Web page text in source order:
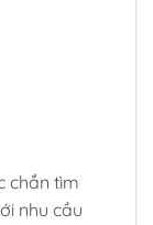
chắn tìm
nhu cầu